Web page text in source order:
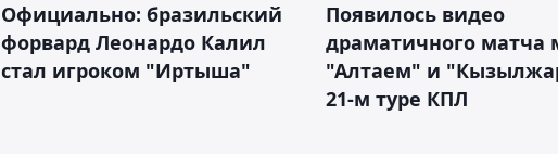
Официально: бразильский
форвард Леонардо Калил
стал игроком "Иртыша"
Появилось видео
драматичного матча
"Алтаем" и
21-м туре КПЛ